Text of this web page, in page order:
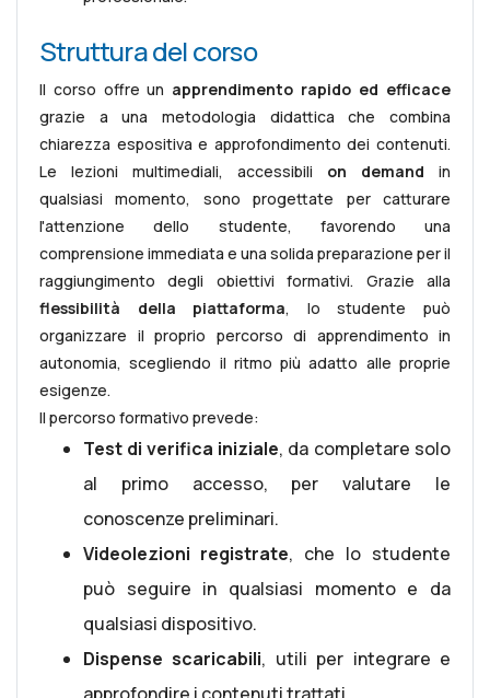
Struttura del corso
Il corso offre un apprendimento rapido ed efficace
grazie a una metodologia didattica che combina
chiarezza espositiva e approfondimento dei contenuti.
Le lezioni multimediali, accessibili on demand in
qualsiasi momento, sono progettate per catturare
l'attenzione dello studente, favorendo una
comprensione immediata e una solida preparazione per il
raggiungimento degli obiettivi formativi. Grazie alla
flessibilità della piattaforma, lo studente può
organizzare il proprio percorso di apprendimento in
autonomia, scegliendo il ritmo più adatto alle proprie
esigenze.
Il percorso formativo prevede:
Test di verifica iniziale, da completare solo
al primo accesso, per valutare le
conoscenze preliminari.
Videolezioni registrate, che lo studente
può seguire in qualsiasi momento e da
qualsiasi dispositivo.
Dispense scaricabili, utili per integrare e